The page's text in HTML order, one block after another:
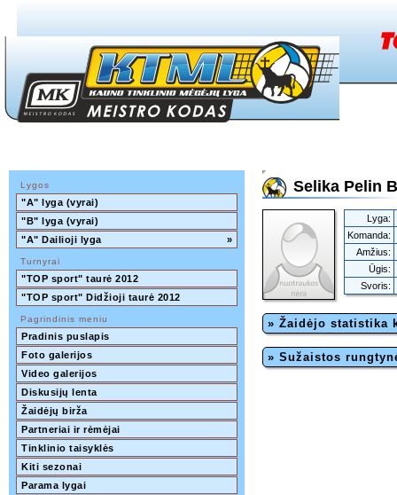
Lygos
"A" lyga (vyrai)
"B" lyga (vyrai)
"A" Dailioji lyga
»
Turnyrai
"TOP sport" taurė 2012
"TOP sport" Didžioji taurė 2012
Pagrindinis meniu
Pradinis puslapis
Foto galerijos
Video galerijos
Diskusijų lenta
Žaidėjų birža
Partneriai ir rėmėjai
Tinklinio taisyklės
Kiti sezonai
Parama lygai
Selika Pelin
Lyga:
Komanda:
Amžius:
Ūgis:
Svoris:
» Žaidėjo statistika
» Sužaistos